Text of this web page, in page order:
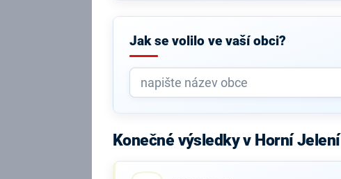
Jak se volilo ve vaší obci?
Konečné výsledky v Horní Jelení